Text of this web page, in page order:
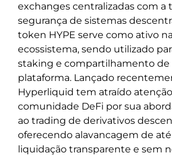
exchanges centralizadas com a
segurança de sistemas
token HYPE serve como ativo
ecossistema, sendo utilizado
staking e compartilhamento de
plataforma. Lançado
Hyperliquid tem atraído
comunidade DeFi por sua
ao trading de derivativos
oferecendo alavancagem de
liquidação transparente e sem